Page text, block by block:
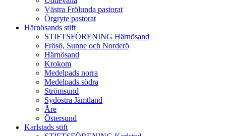
Västra Frölunda pastorat
Örgryte pastorat
Härnösands stift
STIFTSFÖRENING Härnösand
Frösö, Sunne och Norderö
Härnösand
Krokom
Medelpads norra
Medelpads södra
Strömsund
Sydöstra Jämtland
Åre
Östersund
Karlstads stift